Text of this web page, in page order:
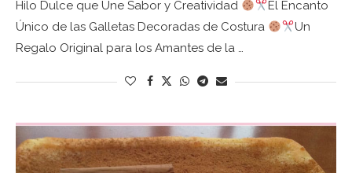
Hilo Dulce que Une Sabor y Creatividad
El Encanto
Único de las Galletas Decoradas de Costura
Un
Regalo Original para los Amantes de la …